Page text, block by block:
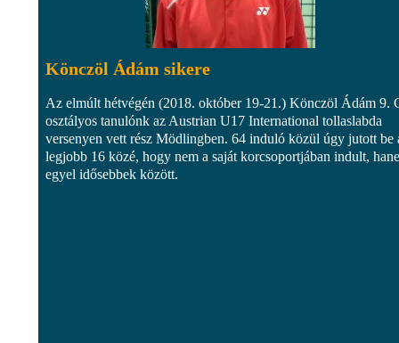
Könczöl Ádám sikere
Az elmúlt hétvégén (2018. október 19-21.) Könczöl Ádám 9.
osztályos tanulónk az Austrian U17 International tollaslabda
versenyen vett rész Mödlingben. 64 induló közül úgy jutott be
legjobb 16 közé, hogy nem a saját korcsoportjában indult,
egyel idősebbek között.